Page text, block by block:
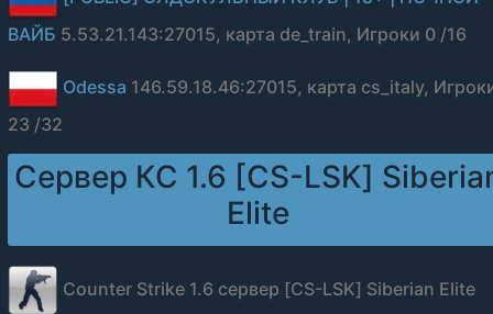
ВАЙБ 5.53.21.143:27015, карта de_train, Игроки 0 /16
Odessa 146.59.18.46:27015, карта cs_italy,
23 /32
Сервер КС 1.6 [CS-LSK]
Elite
Counter Strike 1.6 сервер [CS-LSK] Siberian Elite